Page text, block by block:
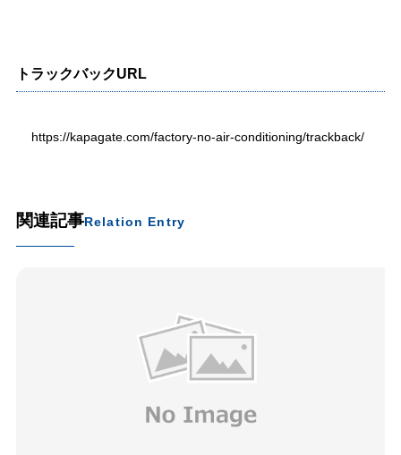
トラックバックURL
https://kapagate.com/factory-no-air-conditioning/trackback/
関連記事Relation Entry